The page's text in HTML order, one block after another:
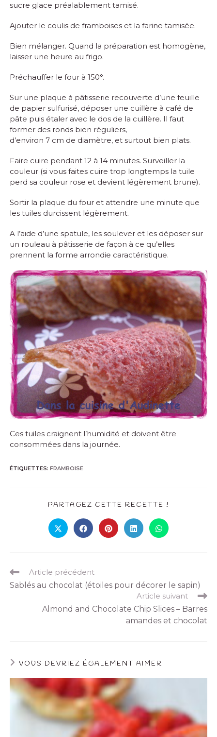
sucre glace préalablement tamisé.
Ajouter le coulis de framboises et la farine tamisée.
Bien mélanger. Quand la préparation est homogène,
laisser une heure au frigo.
Préchauffer le four à 150°.
Sur une plaque à pâtisserie recouverte d’une feuille
de papier sulfurisé, déposer une cuillère à café de
pâte puis étaler avec le dos de la cuillère. Il faut
former des ronds bien réguliers,
d’environ 7 cm de diamètre, et surtout bien plats.
Faire cuire pendant 12 à 14 minutes. Surveiller la
couleur (si vous faites cuire trop longtemps la tuile
perd sa couleur rose et devient légèrement brune).
Sortir la plaque du four et attendre une minute que
les tuiles durcissent légèrement.
A l’aide d’une spatule, les soulever et les déposer sur
un rouleau à pâtisserie de façon à ce qu’elles
prennent la forme arrondie caractéristique.
Ces tuiles craignent l’humidité et doivent être
consommées dans la journée.
ÉTIQUETTES: FRAMBOISE
PARTAGEZ CETTE RECETTE !
Article précédent
Sablés au chocolat (étoiles pour décorer le sapin)
Article suivant
Almond and Chocolate Chip Slices – Barres
amandes et chocolat
VOUS DEVRIEZ ÉGALEMENT AIMER